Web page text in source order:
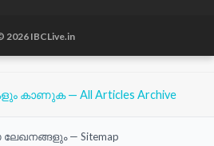
2026 IBCLive.in
കാണുക — All Articles Archive
— Sitemap